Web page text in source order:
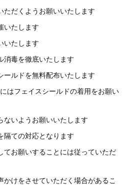
ただくようお願いいたします
いたします
いたします
消毒を徹底いたします
ールドを無料配布いたします
はフェイスシールドの着用をお願い
ないようお願いいたします
隔ての対応となります
てお願いすることには従っていただ
けをさせていただく場合があるこ